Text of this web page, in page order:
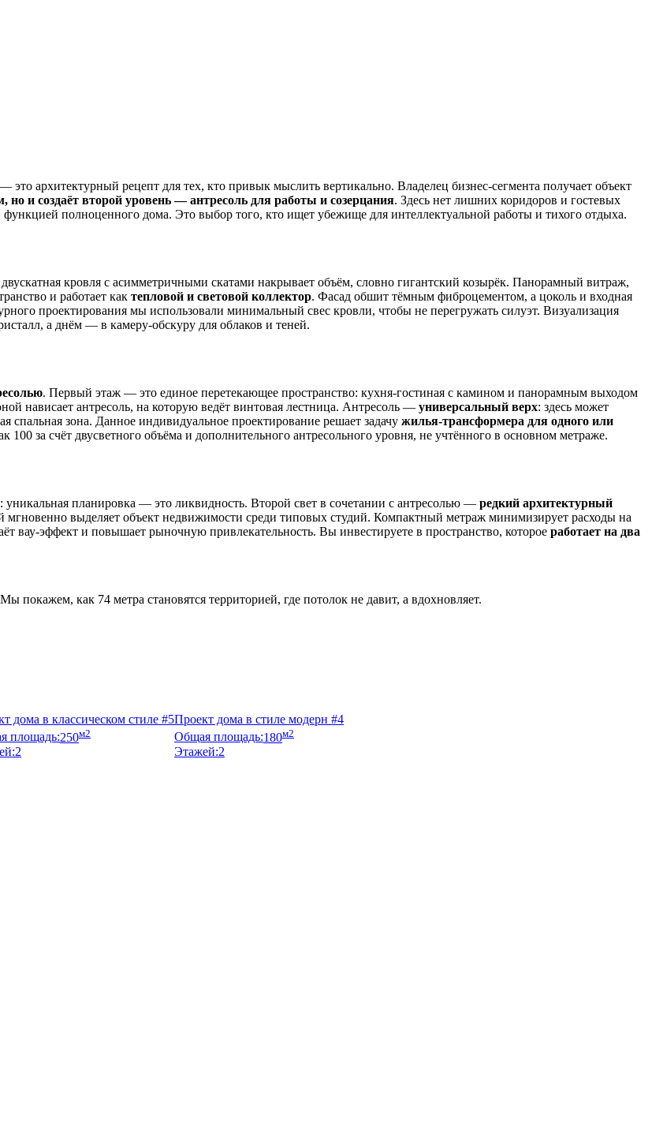
архитектурный рецепт для тех, кто привык мыслить вертикально. Владелец бизнес-сегмента получает объект
но и создаёт второй уровень — антресоль для работы и созерцания. Здесь нет лишних коридоров и гостевых
полноценного дома. Это выбор того, кто ищет убежище для интеллектуальной работы и тихого отдыха.
двускатная кровля с асимметричными скатами накрывает объём, словно гигантский козырёк. Панорамный витраж,
и работает как тепловой и световой коллектор. Фасад обшит тёмным фиброцементом, а цоколь и входная
проектирования мы использовали минимальный свес кровли, чтобы не перегружать силуэт. Визуализация
а днём — в камеру-обскуру для облаков и теней.
. Первый этаж — это единое перетекающее пространство: кухня-гостиная с камином и панорамным выходом
нависает антресоль, на которую ведёт винтовая лестница. Антресоль — универсальный верх: здесь может
спальная зона. Данное индивидуальное проектирование решает задачу жилья-трансформера для одного или
за счёт двусветного объёма и дополнительного антресольного уровня, не учтённого в основном метраже.
планировка — это ликвидность. Второй свет в сочетании с антресолью — редкий архитектурный
мгновенно выделяет объект недвижимости среди типовых студий. Компактный метраж минимизирует расходы на
вау-эффект и повышает рыночную привлекательность. Вы инвестируете в пространство, которое работает на два
как 74 метра становятся территорией, где потолок не давит, а вдохновляет.
дома в классическом стиле #5
площадь:250м2
2
Проект дома в стиле модерн #4
Общая площадь:180м2
Этажей:2